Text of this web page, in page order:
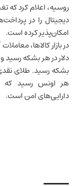
روسیه، اعلام کرد که
دیجیتال را در
امکان‌پذیر کرده است.
هر اونس رسید که
دارایی‌های امن است.